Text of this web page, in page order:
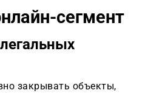
сегмент
закрывать объекты,